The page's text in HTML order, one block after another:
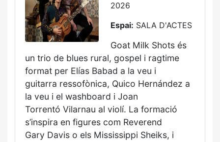
2026
Espai: SALA D'ACTES
Goat Milk Shots és
un trio de blues rural, gospel i ragtime
format per Elías Babad a la veu i
guitarra ressofònica, Quico Hernández a
la veu i el washboard i Joan
Torrentó Vilarnau al violí. La formació
s’inspira en figures com Reverend
Gary Davis o els Mississippi Sheiks, i